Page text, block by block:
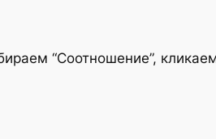
“Соотношение”,